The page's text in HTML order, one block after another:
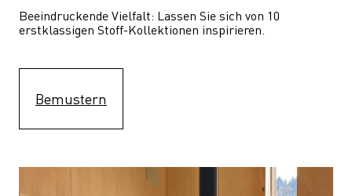
Beeindruckende Vielfalt: Lassen Sie sich von 10
erstklassigen Stoff-Kollektionen inspirieren.
Bemustern